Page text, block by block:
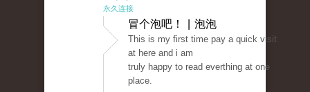
永久连接
冒个泡吧！ | 泡泡
This is my first time pay a quick visit
at here and i am
truly happy to read everthing at one
place.